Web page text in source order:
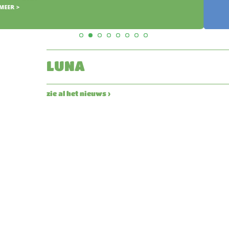
LUNA
zie al het nieuws ›